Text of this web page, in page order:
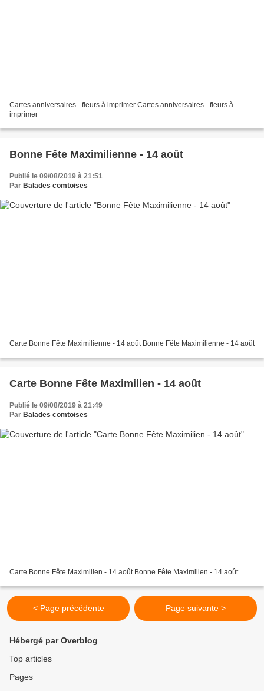
Cartes anniversaires - fleurs à imprimer Cartes anniversaires - fleurs à
imprimer
Bonne Fête Maximilienne - 14 août
Publié le 09/08/2019 à 21:51
Par Balades comtoises
Carte Bonne Fête Maximilienne - 14 août Bonne Fête Maximilienne - 14 août
Carte Bonne Fête Maximilien - 14 août
Publié le 09/08/2019 à 21:49
Par Balades comtoises
Carte Bonne Fête Maximilien - 14 août Bonne Fête Maximilien - 14 août
< Page précédente Page suivante >
Hébergé par Overblog
Top articles
Pages